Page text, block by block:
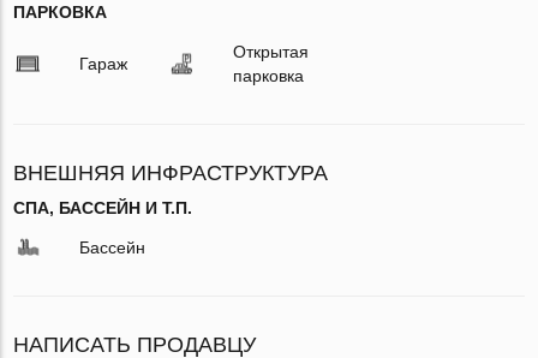
ПАРКОВКА
Гараж
Открытая
парковка
ВНЕШНЯЯ ИНФРАСТРУКТУРА
СПА, БАССЕЙН И Т.П.
Бассейн
НАПИСАТЬ ПРОДАВЦУ